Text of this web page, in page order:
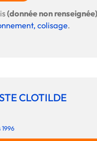
(donnée non renseignée)
colisage.
CLOTILDE
1996